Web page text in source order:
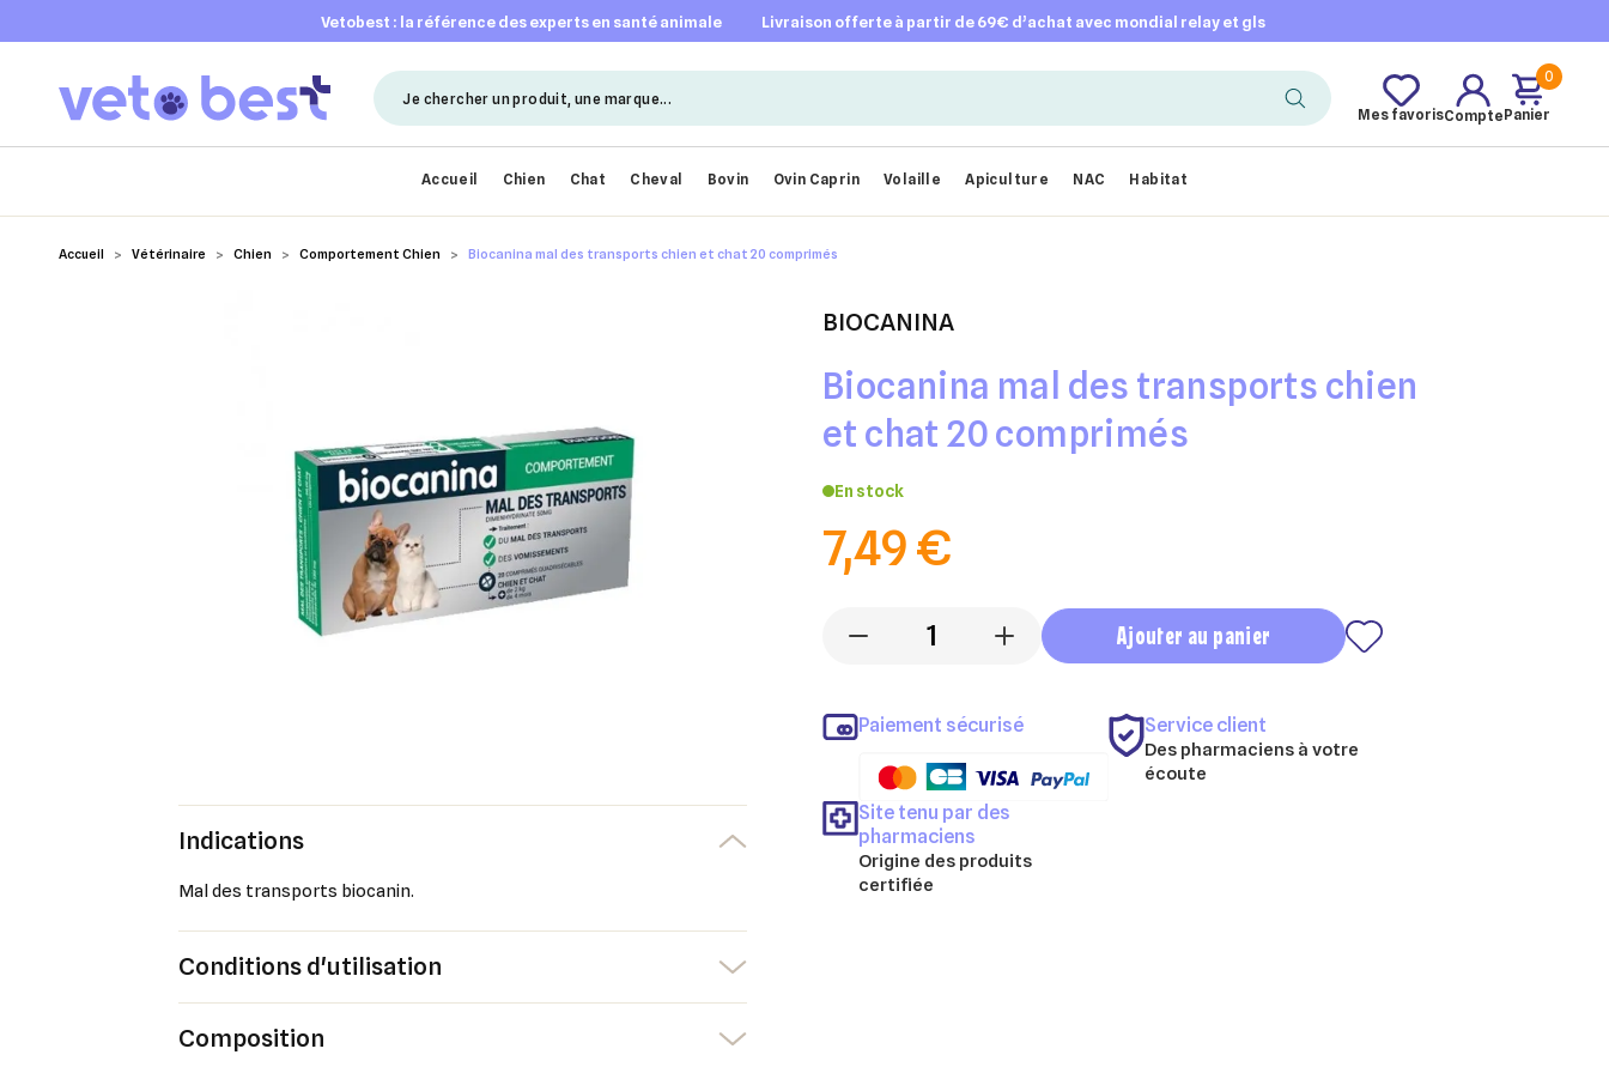
vetobest : la référence des experts en santé animale livraison offerte à partir de 69€ d’achat avec mondial relay et gls
Mes favorisCompte
0
Panier
Accueil Chien Chat Cheval Bovin Ovin Caprin Volaille Apiculture NAC Habitat
Accueil Vétérinaire Chien Comportement Chien Biocanina mal des transports chien et chat 20 comprimés
BIOCANINA
Biocanina mal des transports chien
et chat 20 comprimés
En stock
7,49 €
- + Ajouter au panier
Paiement sécurisé Service client
Des pharmaciens à votre
écoute
Site tenu par des
pharmaciens
Origine des produits
certifiée
Indications
Mal des transports biocanin.
Conditions d'utilisation
Composition